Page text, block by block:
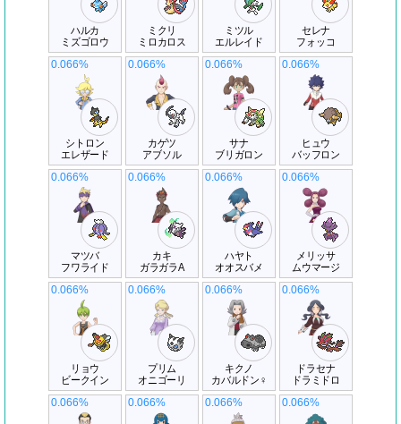
ハルカ
ミズゴロウ
ミクリ
ミロカロス
ミツル
エルレイド
セレナ
フォッコ
シトロン
エレザード
0.066%
カゲツ
アブソル
0.066%
サナ
ブリガロン
0.066%
ヒュウ
バッフロン
0.066%
マツバ
フワライド
0.066%
カキ
ガラガラA
0.066%
ハヤト
オオスバメ
0.066%
メリッサ
ムウマージ
0.066%
リョウ
ビークイン
0.066%
プリム
オニゴーリ
0.066%
キクノ
カバルドン♀
0.066%
ドラセナ
ドラミドロ
0.066%
0.066% 0.066% 0.066% 0.066%